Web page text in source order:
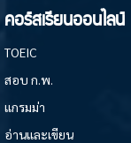
คอร์สเรียนออนไลน์
TOEIC
สอบ ก.พ.
แกรมม่า
อ่านและเขียน